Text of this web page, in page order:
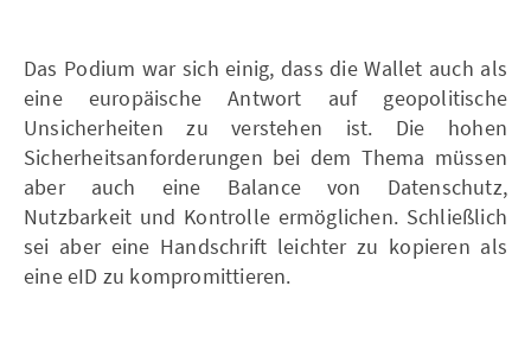
Das Podium war sich einig, dass die Wallet auch als
eine europäische Antwort auf geopolitische
Unsicherheiten zu verstehen ist. Die hohen
Sicherheitsanforderungen bei dem Thema müssen
aber auch eine Balance von Datenschutz,
Nutzbarkeit und Kontrolle ermöglichen. Schließlich
sei aber eine Handschrift leichter zu kopieren als
eine eID zu kompromittieren.